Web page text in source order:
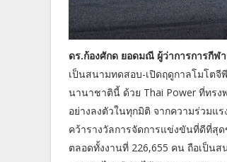
ดร.ก้องศักด ยอดมณี ผู้ว่าการการกีฬ
เป็นสนามทดสอบ-เปิดฤดูกาลโมโตจี
นานาชาตินี้ ด้วย Thai Power ที่ทรง
อย่างลงตัวในทุกมิติ จากความร่วมแ
คว้ารางวัลการจัดการแข่งขันที่ดีที่สุ
ตลอดทั้งงานที่ 226,655 คน ถือเป็น